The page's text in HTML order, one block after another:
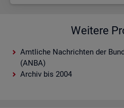
Weitere
Amtliche Nachrichten der
(ANBA)
Archiv bis 2004